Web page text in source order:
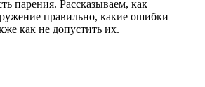
парения. Рассказываем, как
правильно, какие ошибки
как не допустить их.